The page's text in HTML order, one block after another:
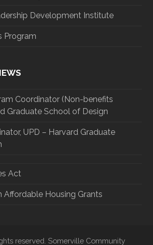
Development Institute
Program
Coordinator (Non-benefits
Graduate School of Design
UPD – Harvard Graduate
Act
Affordable Housing Grants
reserved. Somerville Community